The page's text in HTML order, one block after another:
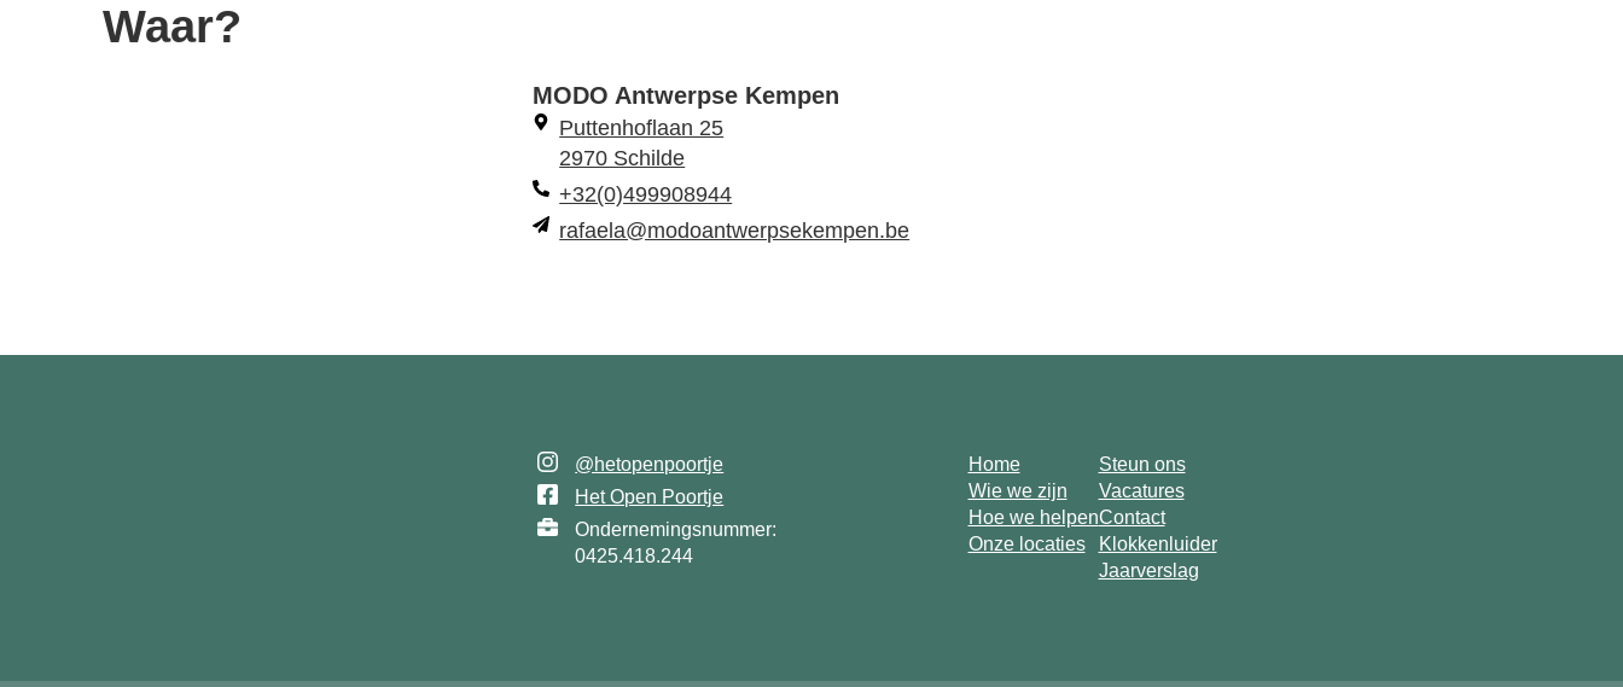
Waar?
MODO Antwerpse Kempen
Puttenhoflaan 25
2970 Schilde
+32(0)499908944
rafaela@modoantwerpsekempen.be
@hetopenpoortje
Het Open Poortje
Ondernemingsnummer:
0425.418.244
Home
Wie we zijn
Hoe we helpen
Onze locaties
Steun ons
Vacatures
Contact
Klokkenluider
Jaarverslag